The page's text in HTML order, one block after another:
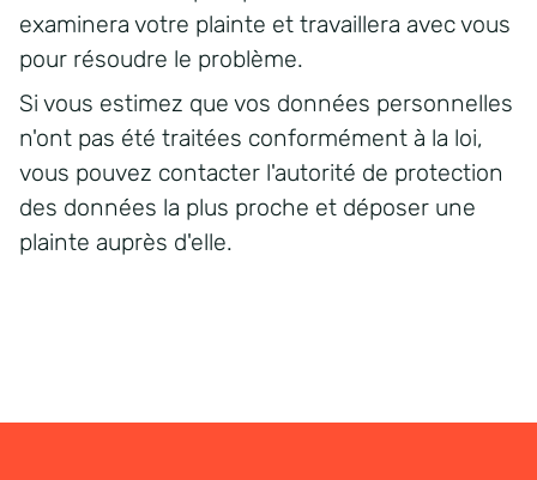
examinera votre plainte et travaillera avec vous
pour résoudre le problème.
Si vous estimez que vos données personnelles
n'ont pas été traitées conformément à la loi,
vous pouvez contacter l'autorité de protection
des données la plus proche et déposer une
plainte auprès d'elle.